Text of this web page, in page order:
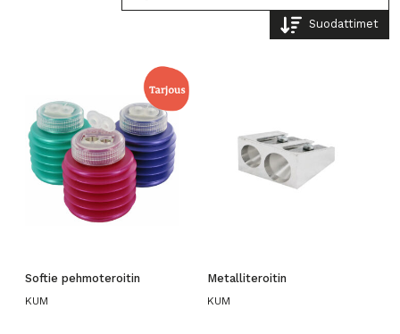
Suodattimet
Softie pehmoteroitin
KUM
Metalliteroitin
KUM